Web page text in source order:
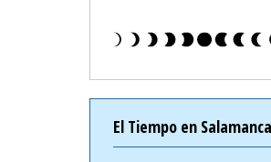
El Tiempo en Salamanca